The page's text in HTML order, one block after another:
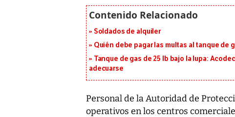
Soldados de alquiler
Quién debe pagar las multas al tanque de
Tanque de gas de 25 lb bajo la lupa:
adecuarse
Personal de la Autoridad de
operativos en los centros